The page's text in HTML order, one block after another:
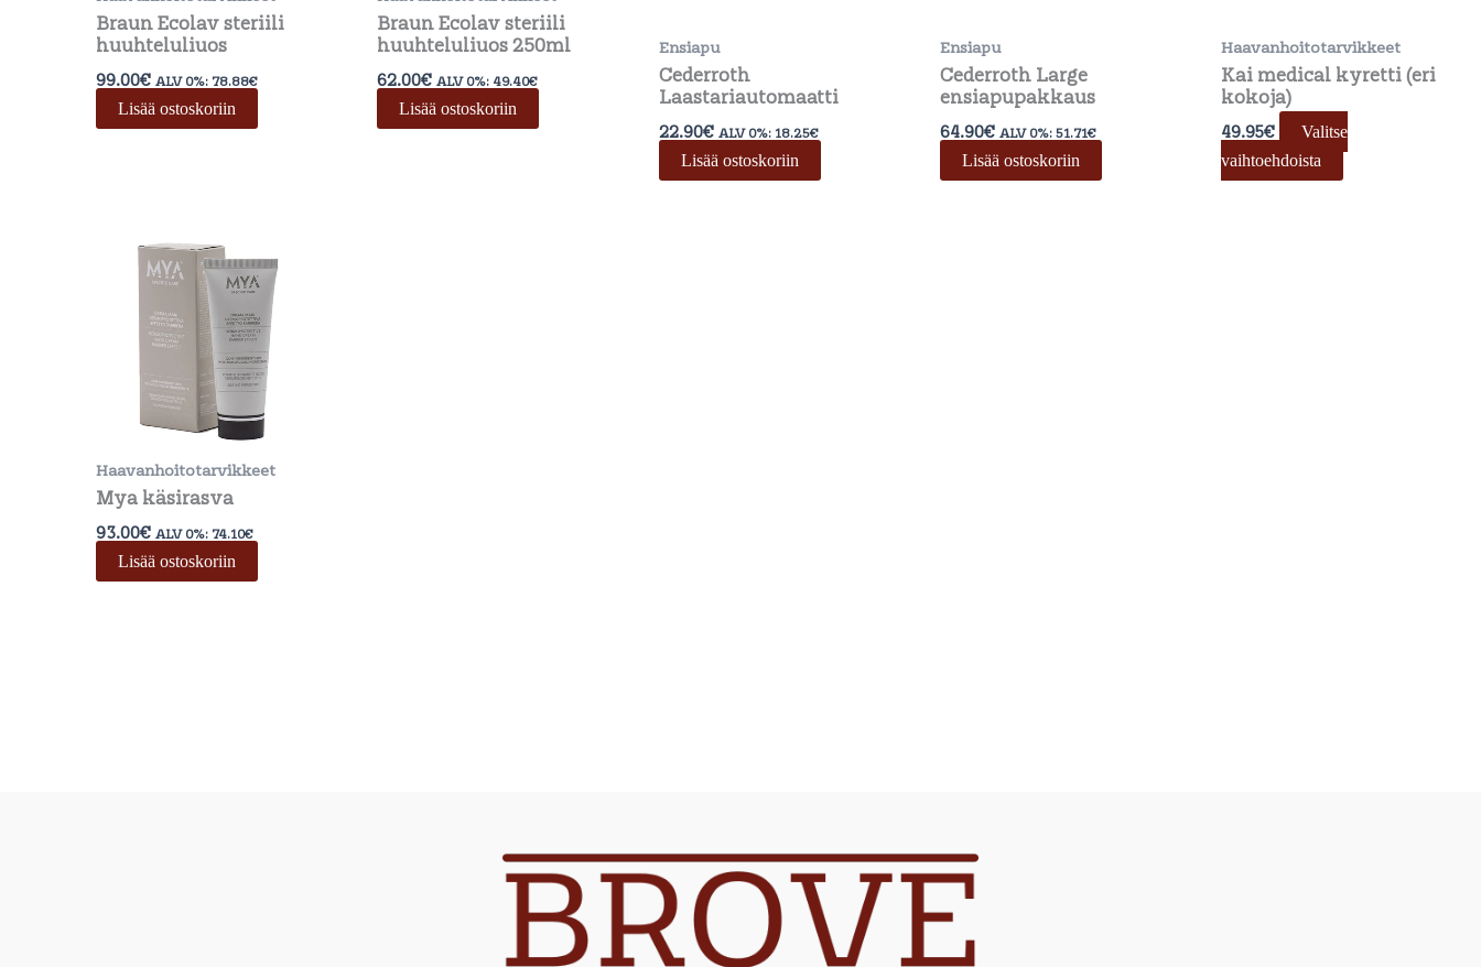
Braun Ecolav steriili
huuhteluliuos
99.00€ ALV 0%: 78.88€
Lisää ostoskoriin
Braun Ecolav steriili
huuhteluliuos 250ml
62.00€ ALV 0%: 49.40€
Lisää ostoskoriin
Ensiapu
Cederroth
Laastariautomaatti
22.90€ ALV 0%: 18.25€
Lisää ostoskoriin
Ensiapu
Cederroth Large
ensiapupakkaus
64.90€ ALV 0%:51.71€
Lisää ostoskoriin
Haavanhoitotarvikkeet
Kai medical kyretti (eri
kokoja)
49.95€
Valitse
vaihtoehdoista
sivulla.
Haavanhoitotarvikkeet
Mya käsirasva
93.00€ ALV 0%: 74.10€
Lisää ostoskoriin